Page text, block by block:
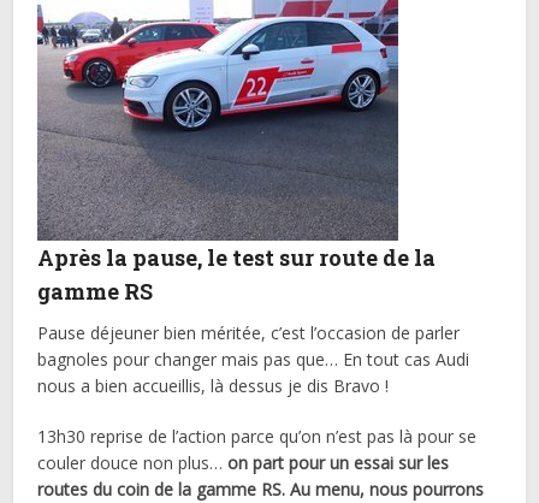
Après la pause, le test sur route de la
gamme RS
Pause déjeuner bien méritée, c’est l’occasion de parler
bagnoles pour changer mais pas que… En tout cas Audi
nous a bien accueillis, là dessus je dis Bravo !
13h30 reprise de l’action parce qu’on n’est pas là pour se
couler douce non plus…on part pour un essai sur les
routes du coin de la gamme RS. Au menu, nous pourrons